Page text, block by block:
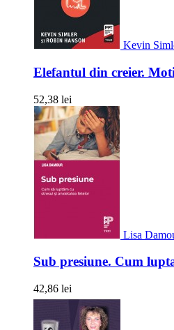
Kevin
Elefantul din creier.
52,38 lei
Lisa
Sub presiune. Cum
42,86 lei